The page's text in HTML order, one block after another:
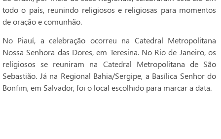
todo o país, reunindo religiosos e religiosas para momentos
de oração e comunhão.
No Piauí, a celebração ocorreu na Catedral Metropolitana
Nossa Senhora das Dores, em Teresina. No Rio de Janeiro, os
religiosos se reuniram na Catedral Metropolitana de São
Sebastião. Já na Regional Bahia/Sergipe, a Basílica Senhor do
Bonfim, em Salvador, foi o local escolhido para marcar a data.